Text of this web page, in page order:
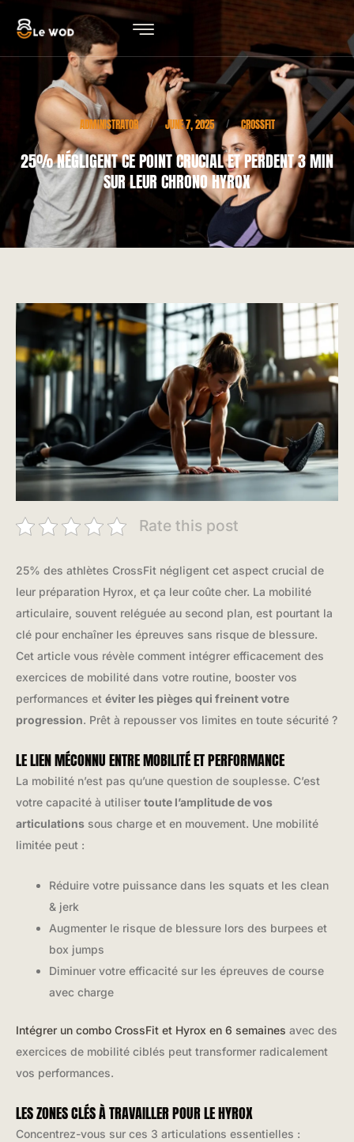
ADMINISTRATOR / JUNE 7, 2025 / CROSSFIT
25% NÉGLIGENT CE POINT CRUCIAL ET PERDENT 3 MIN
SUR LEUR CHRONO HYROX
Rate this post
25% des athlètes CrossFit négligent cet aspect crucial de
leur préparation Hyrox, et ça leur coûte cher. La mobilité
articulaire, souvent reléguée au second plan, est pourtant la
clé pour enchaîner les épreuves sans risque de blessure.
Cet article vous révèle comment intégrer efficacement des
exercices de mobilité dans votre routine, booster vos
performances et éviter les pièges qui freinent votre
progression. Prêt à repousser vos limites en toute sécurité ?
LE LIEN MÉCONNU ENTRE MOBILITÉ ET PERFORMANCE
La mobilité n’est pas qu’une question de souplesse. C’est
votre capacité à utiliser toute l’amplitude de vos
articulations sous charge et en mouvement. Une mobilité
limitée peut :
Réduire votre puissance dans les squats et les clean
& jerk
Augmenter le risque de blessure lors des burpees et
box jumps
Diminuer votre efficacité sur les épreuves de course
avec charge
Intégrer un combo CrossFit et Hyrox en 6 semaines avec des
exercices de mobilité ciblés peut transformer radicalement
vos performances.
LES ZONES CLÉS À TRAVAILLER POUR LE HYROX
Concentrez-vous sur ces 3 articulations essentielles :